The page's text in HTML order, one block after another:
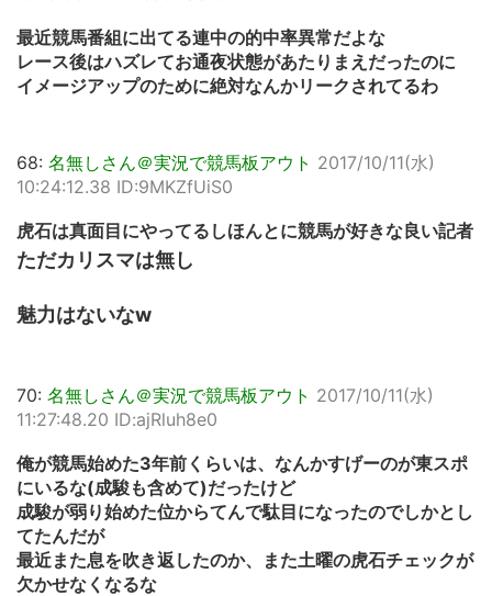
最近競馬番組に出てる連中の的中率異常だよな
レース後はハズレてお通夜状態があたりまえだったのに
イメージアップのために絶対なんかリークされてるわ
68: 名無しさん＠実況で競馬板アウト 2017/10/11(水)
10:24:12.38 ID:9MKZfUiS0
虎石は真面目にやってるしほんとに競馬が好きな良い記者
ただカリスマは無し
魅力はないなw
70: 名無しさん＠実況で競馬板アウト 2017/10/11(水)
11:27:48.20 ID:ajRluh8e0
俺が競馬始めた3年前くらいは、なんかすげーのが東スポ
にいるな(成駿も含めて)だったけど
成駿が弱り始めた位からてんで駄目になったのでしかとし
てたんだが
最近また息を吹き返したのか、また土曜の虎石チェックが
欠かせなくなるな